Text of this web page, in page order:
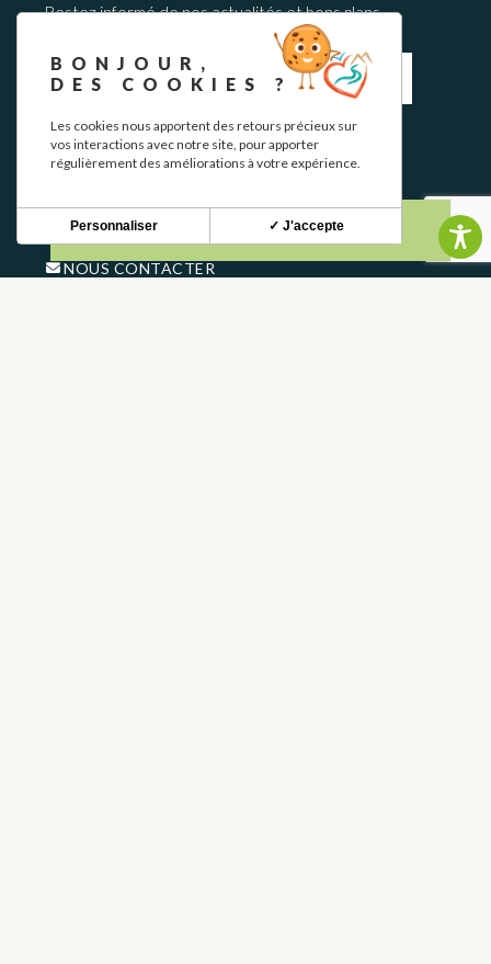
Restez informé de nos actualités et bons plans.
S'INSCRIRE
NOUS CONTACTER
BONJOUR,
DES COOKIES ?
Les cookies nous apportent des retours précieux sur
vos interactions avec notre site, pour apporter
régulièrement des améliorations à votre expérience.
✓ J'accepte
Personnaliser